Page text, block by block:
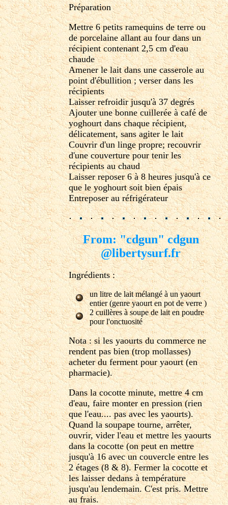
Préparation
Mettre 6 petits ramequins de terre ou
de porcelaine allant au four dans un
récipient contenant 2,5 cm d'eau
chaude
Amener le lait dans une casserole au
point d'ébullition ; verser dans les
récipients
Laisser refroidir jusqu'à 37 degrés
Ajouter une bonne cuillerée à café de
yoghourt dans chaque récipient,
délicatement, sans agiter le lait
Couvrir d'un linge propre; recouvrir
d'une couverture pour tenir les
récipients au chaud
Laisser reposer 6 à 8 heures jusqu'à ce
que le yoghourt soit bien épais
Entreposer au réfrigérateur
From: "cdgun" cdgun
@libertysurf.fr
Ingrédients :
un litre de lait mélangé à un yaourt
entier (genre yaourt en pot de verre )
2 cuillères à soupe de lait en poudre
pour l'onctuosité
Nota : si les yaourts du commerce ne
rendent pas bien (trop mollasses)
acheter du ferment pour yaourt (en
pharmacie).
Dans la cocotte minute, mettre 4 cm
d'eau, faire monter en pression (rien
que l'eau.... pas avec les yaourts).
Quand la soupape tourne, arrêter,
ouvrir, vider l'eau et mettre les yaourts
dans la cocotte (on peut en mettre
jusqu'à 16 avec un couvercle entre les
2 étages (8 & 8). Fermer la cocotte et
les laisser dedans à température
jusqu'au lendemain. C'est pris. Mettre
au frais.